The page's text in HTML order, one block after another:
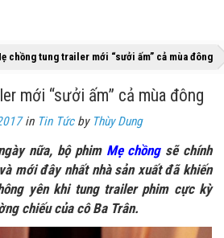
chồng tung trailer mới “sưởi ấm” cả mùa đông
mới “sưởi ấm” cả mùa đông
in Tin Tứcby Thùy Dung
nữa, bộ phim Mẹ chồngsẽ chính
mới đây nhất nhà sản xuất đã khiến
yên khi tung trailer phim cực kỳ
chiếu của cô Ba Trân.